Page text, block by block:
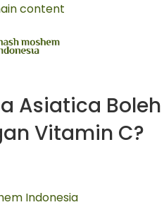
content
Asiatica Boleh
Vitamin C?
Indonesia